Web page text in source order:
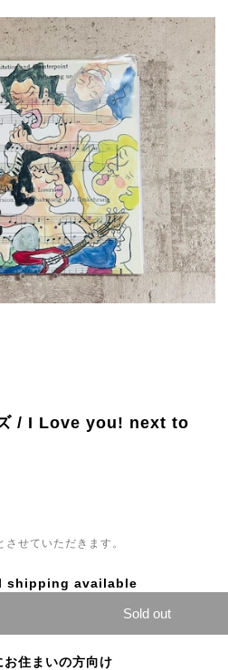
ズ / I Love you! next to
せていただきます。
shipping available
Sold out
お住まいの方向け